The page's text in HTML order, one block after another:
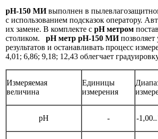
pH-150 МИвыполнен в
с использованием подсказок оператору.
их замене. В комплекте с pH метром
столиком. pH метр рН-150 МИпозволяет
результатов и останавливать процесс
4,01; 6,86; 9,18; 12,43 облегчает
Измеряемая
величина
Единицы
измерения
pH - -